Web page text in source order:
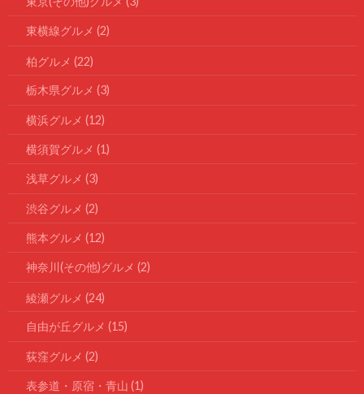
東横線グルメ (2)
柏グルメ (22)
栃木県グルメ (3)
横浜グルメ (12)
横須賀グルメ (1)
浅草グルメ (3)
渋谷グルメ (2)
熊本グルメ (12)
神奈川(その他)グルメ (2)
綾瀬グルメ (24)
自由が丘グルメ (15)
荻窪グルメ (2)
表参道・原宿・青山 (1)